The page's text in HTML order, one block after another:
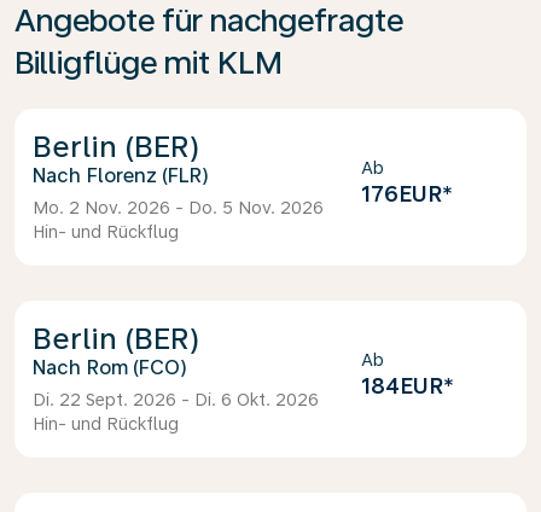
Angebote für nachgefragte
Billigflüge mit KLM
Berlin (BER)
Florenz (FLR)
Mo. 2 Nov. 2026 - Do. 5 Nov. 2026
Hin- und Rückflug
Ab
176EUR*
Berlin (BER)
Rom (FCO)
Di. 22 Sept. 2026 - Di. 6 Okt. 2026
Hin- und Rückflug
Ab
184EUR*